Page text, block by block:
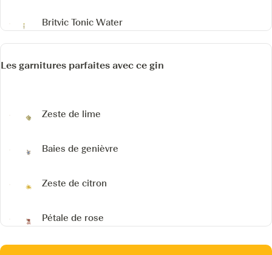
Britvic Tonic Water
Les garnitures parfaites avec ce gin
Zeste de lime
Baies de genièvre
Zeste de citron
Pétale de rose